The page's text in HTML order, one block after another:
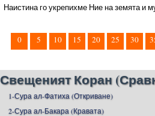
Наистина го укрепихме Ние на земята и
0 5 10 15 20 25 30
Свещеният Коран
1-Сура ал-Фатиха (Откриване)
2-Сура ал-Бакара (Кравата)